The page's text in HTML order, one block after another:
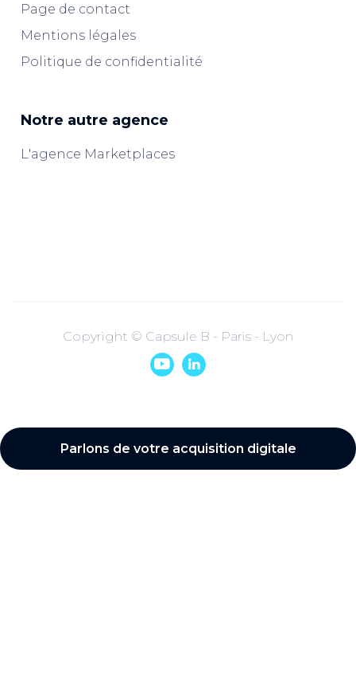
Page de contact
Mentions légales
Politique de confidentialité
Notre autre agence
L'agence Marketplaces
Copyright © Capsule B - Paris - Lyon
 
Parlons de votre acquisition digitale